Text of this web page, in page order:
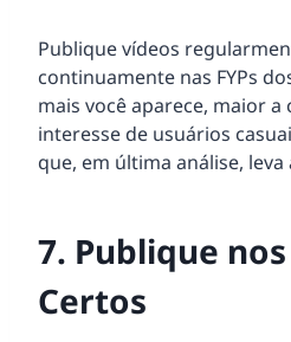
Publique vídeos
continuamente nas FYPs
mais você aparece, maior
interesse de usuários
que, em última análise, leva
7. Publique
Certos